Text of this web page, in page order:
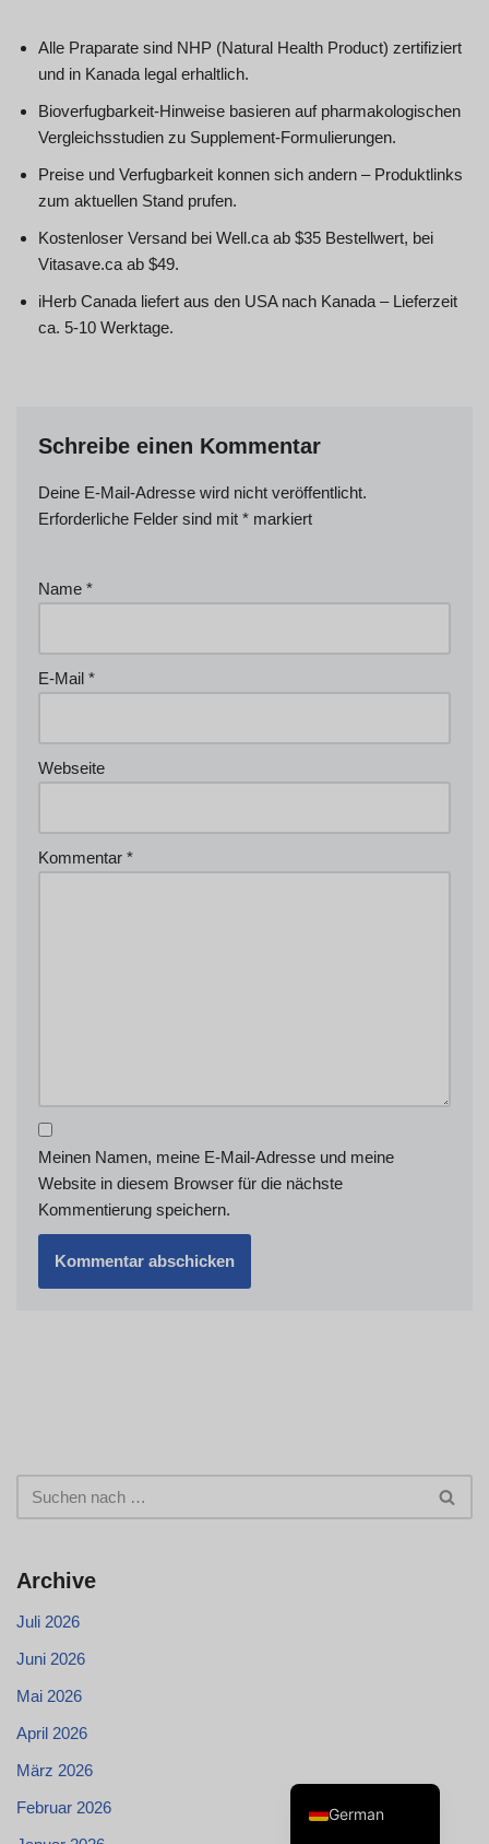
Alle Praparate sind NHP (Natural Health Product) zertifiziert
und in Kanada legal erhaltlich.
Bioverfugbarkeit-Hinweise basieren auf pharmakologischen
Vergleichsstudien zu Supplement-Formulierungen.
Preise und Verfugbarkeit konnen sich andern – Produktlinks
zum aktuellen Stand prufen.
Kostenloser Versand bei Well.ca ab $35 Bestellwert, bei
Vitasave.ca ab $49.
iHerb Canada liefert aus den USA nach Kanada – Lieferzeit
ca. 5-10 Werktage.
Schreibe einen Kommentar
Deine E-Mail-Adresse wird nicht veröffentlicht.
Erforderliche Felder sind mit * markiert
Name *
E-Mail *
Webseite
Kommentar *
Meinen Namen, meine E-Mail-Adresse und meine
Website in diesem Browser für die nächste
Kommentierung speichern.
Archive
Juli 2026
Juni 2026
Mai 2026
April 2026
März 2026
Februar 2026
German
Spanish